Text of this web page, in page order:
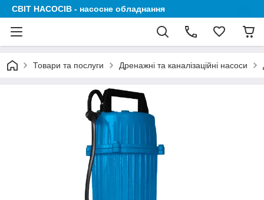
СВІТ НАСОСІВ - насосне обладнання
Товари та послуги Дренажні та каналізаційні насоси